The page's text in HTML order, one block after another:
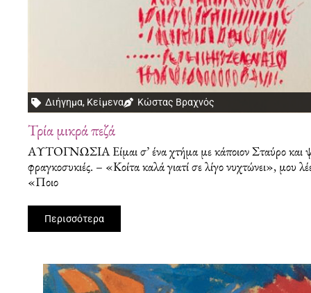
Διήγημα, Κείμενα Κώστας Βραχνός
Τρία μικρά πεζά
ΑΥΤΟΓΝΩΣΙΑ Είμαι σ’ ένα χτήμα με κάποιον Σταύρο και
φραγκοσυκιές. – «Κοίτα καλά γιατί σε λίγο νυχτώνει», μου
«Ποιο
Περισσότερα